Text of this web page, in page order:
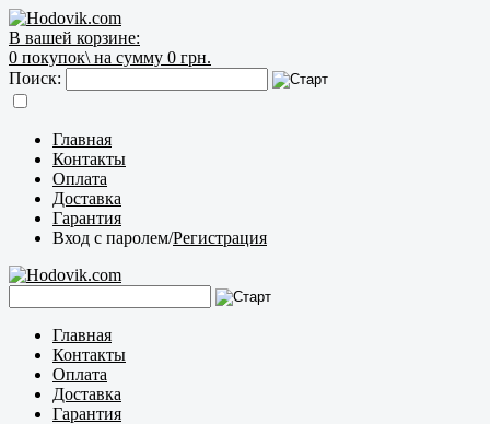
В вашей корзине:
0 покупок\ на сумму 0 грн.
Поиск:
Главная
Контакты
Оплата
Доставка
Гарантия
Вход с паролем/Регистрация
Главная
Контакты
Оплата
Доставка
Гарантия